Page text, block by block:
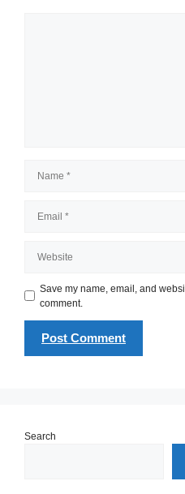
Save my name, email, and
comment.
Search